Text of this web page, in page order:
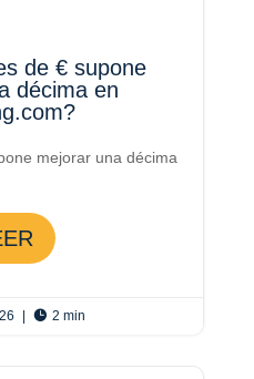
de € supone
décima en
mejorar una décima
|  2 min